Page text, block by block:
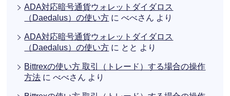
ADA対応暗号通貨ウォレットダイダロス
（Daedalus）の使い方 にべべさん より
ADA対応暗号通貨ウォレットダイダロス
（Daedalus）の使い方 に とと より
Bittrexの使い方 取引（トレード）する場合の操作
方法 にべべさん より